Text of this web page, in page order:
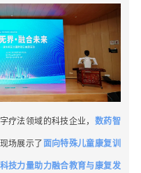
疗法领域的科技企业， 数药智
场展示了面向特殊儿童康复训
技力量助力融合教育与康复发